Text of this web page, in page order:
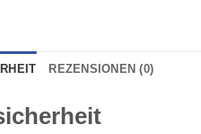
REZENSIONEN (0)